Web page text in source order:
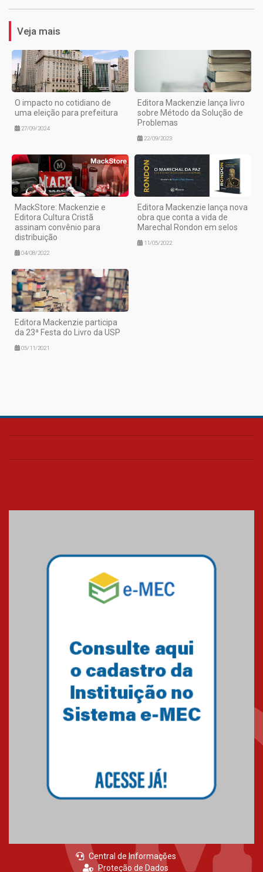
Veja mais
O impacto no cotidiano de
uma eleição para prefeitura
27/09/2024
Editora Mackenzie lança livro
sobre Método da Solução de
Problemas
22/09/2023
MackStore: Mackenzie e
Editora Cultura Cristã
assinam convênio para
distribuição
04/08/2022
Editora Mackenzie lança nova
obra que conta a vida de
Marechal Rondon em selos
11/05/2022
Editora Mackenzie participa
da 23ª Festa do Livro da USP
05/11/2021
Central de Informações
Proteção de Dados